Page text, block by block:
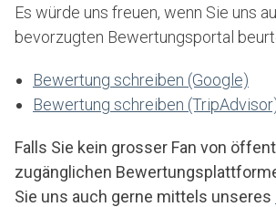
Es würde uns freuen, wenn Sie uns
bevorzugten Bewertungsportal
Bewertung schreiben (Google)
Bewertung schreiben
Falls Sie kein grosser Fan von
zugänglichen
Sie uns auch gerne mittels unseres